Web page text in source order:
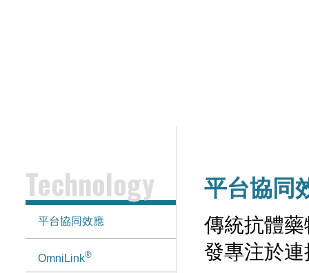
Technology
平台協同效應
OmniLink®
平台協同
傳統抗體
發專注於